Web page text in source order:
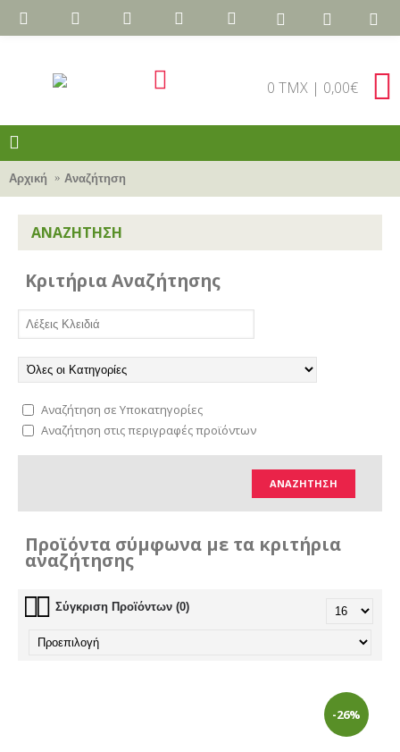
0 TMX | 0,00€
Αρχική Αναζήτηση
ΑΝΑΖΉΤΗΣΗ
Κριτήρια Αναζήτησης
Αναζήτηση σε Υποκατηγορίες
Αναζήτηση στις περιγραφές προϊόντων
Προϊόντα σύμφωνα με τα κριτήρια
αναζήτησης
Σύγκριση Προϊόντων (0)
-26%